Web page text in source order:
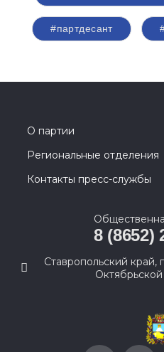
#партдесант
О партии
Региональные отделения
Контакты пресс-службы
8 (8652)
Ставропольский край,